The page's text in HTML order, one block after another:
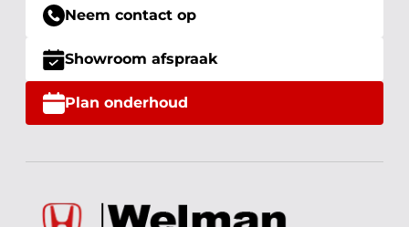
Neem contact op
Showroom afspraak
Plan onderhoud